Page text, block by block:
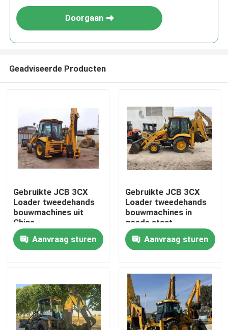
Thuis
Video's
Doorgaan
Geadviseerde Producten
Gebruikte JCB 3CX
Loader tweedehands
bouwmachines uit
China
Aanvraag sturen
Gebruikte JCB 3CX
Loader tweedehands
bouwmachines in
goede staat
Aanvraag sturen